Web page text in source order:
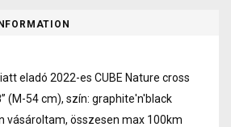
eladó 2022-es CUBE Nature cross
(M-54 cm), szín: graphite'n'black
vásároltam, összesen max 100km